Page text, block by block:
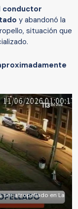
conductor
y abandonó la
situación que
ser atropellado en La